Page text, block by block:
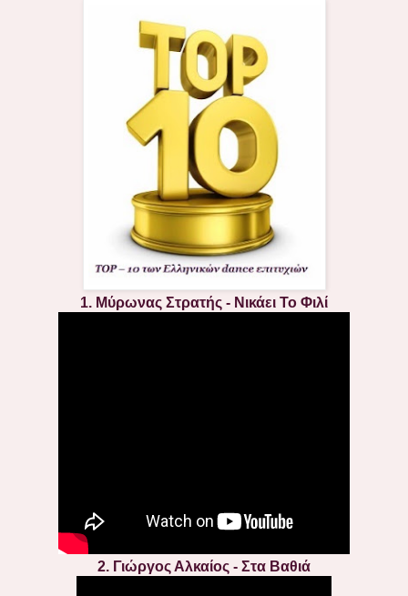
1. Μύρωνας Στρατής - Νικάει Το Φιλί
2. Γιώργος Αλκαίος - Στα Βαθιά